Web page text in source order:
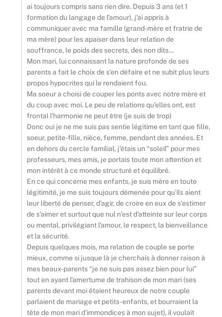
ai toujours compris sans rien dire. Depuis 3 ans (et 1
formation du langage de l’amour), j’ai appris à
communiquer avec ma famille (grand-mère et fratrie de
ma mère) pour les apaiser dans leur relation de
souffrance, le poids des secrets, des non dits…
Mon mari, lui connaissant la nature profonde de ses
parents a fait le choix de s’en défaire et ne subit plus leurs
propos hypocrites qui le rendaient fou.
Ma soeur a choisi de couper les ponts avec notre mère et
du coup avec moi. Le peu de relations qu’elles ont, est
frontal l’harmonie ne peut être (je suis de trop)
Donc oui je ne me suis pas sentie légitime en tant que fille,
soeur, petite-fille, nièce, femme, pendant des années. Et
en dehors du cercle familial, j’étais un “soleil” pour mes
professeurs, mes amis, je portais toute mon attention et
mon intérêt à ce monde structuré et équilibré.
En ce qui concerne mes enfants, je suis mère en toute
légitimité, je me suis toujours démenée pour qu’ils aient
leur liberté de penser, d’agir, de croire en eux de s’estimer
de s’aimer et surtout que nul n’est d’atteinte sur leur corps
ou mental, privilégiant l’amour, le respect, la bienveillance
et la sécurité.
Depuis quelques mois, ma relation de couple se porte
mieux, comme si jusque là je cherchais à donner raison à
mes beaux-parents “je ne suis pas assez bien pour lui”
tout en ayant l’amertume de trahison de mon mari (ses
parents devant moi étaient heureux de notre couple
parlaient de mariage et petits-enfants, et bourraient la
tête de mon mari d’immondices à mon sujet), il voulait